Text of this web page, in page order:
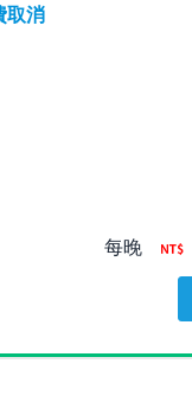
取消
每晚